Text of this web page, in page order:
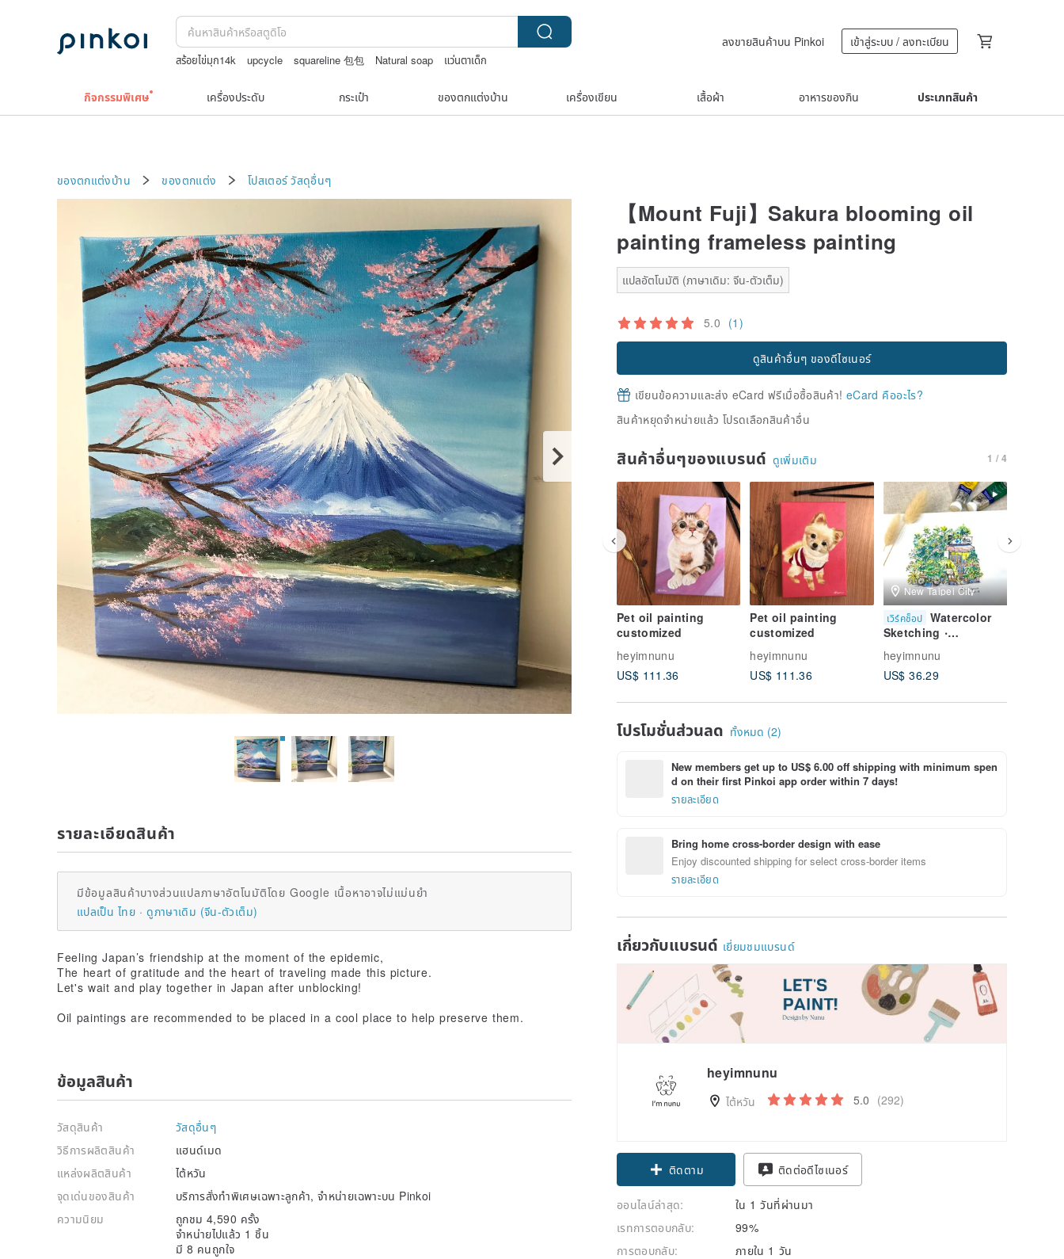
สร้อยไข่มุก14k upcycle squareline 包包 Natural soap
แว่นตาเด็ก
ลงขายสินค้าบน Pinkoi เข้าสู่ระบบ / ลงทะเบียน
กิจกรรมพิเศษ เครื่องประดับ กระเป๋า ของตกแต่งบ้าน เครื่องเขียน เสื้อผ้า อาหารของกิน ประเภทสินค้า
ของตกแต่งบ้าน ของตกแต่ง โปสเตอร์ วัสดุอื่นๆ
【Mount Fuji】Sakura blooming oil
painting frameless painting
แปลอัตโนมัติ (ภาษาเดิม: จีน-ตัวเต็ม)
5.0 (1)
ดูสินค้าอื่นๆ ของดีไซเนอร์
เขียนข้อความและส่ง eCard ฟรีเมื่อซื้อสินค้า! eCard คืออะไร?
สินค้าหยุดจำหน่ายแล้ว โปรดเลือกสินค้าอื่น
สินค้าอื่นๆของแบรนด์ ดูเพิ่มเติม 1 / 4
Pet oil painting
customized
heyimnunu
US$ 111.36
Pet oil painting
customized
heyimnunu
US$ 111.36
New Taipei City
เวิร์คช็อป Watercolor
Sketching ‧
Japanese-Style
Shops ‧ Hand-Drawn
Experience ‧ Cultural
heyimnunu
US$ 36.29
โปรโมชั่นส่วนลด ทั้งหมด (2)
New members get up to US$ 6.00 off shipping with minimum spen
d on their first Pinkoi app order within 7 days!
รายละเอียด
Bring home cross-border design with ease
Enjoy discounted shipping for select cross-border items
รายละเอียด
เกี่ยวกับแบรนด์ เยี่ยมชมแบรนด์
heyimnunu
ไต้หวัน 5.0 (292)
Claim coupon
ติดตาม
ติดต่อดีไซเนอร์
ออนไลน์ล่าสุด:
ใน 1 วันที่ผ่านมา
เรทการตอบกลับ:
99%
การตอบกลับ:
ภายใน 1 วัน
รายละเอียดสินค้า
มีข้อมูลสินค้าบางส่วนแปลภาษาอัตโนมัติโดย Google เนื้อหาอาจไม่แม่นยำ
แปลเป็น ไทย
ดูภาษาเดิม (จีน-ตัวเต็ม)
Feeling Japan’s friendship at the moment of the epidemic,
The heart of gratitude and the heart of traveling made this picture.
Let's wait and play together in Japan after unblocking!
Oil paintings are recommended to be placed in a cool place to help preserve them.
ข้อมูลสินค้า
วัสดุสินค้า
วัสดุอื่นๆ
วิธีการผลิตสินค้า
แฮนด์เมด
แหล่งผลิตสินค้า
ไต้หวัน
จุดเด่นของสินค้า
บริการสั่งทำพิเศษเฉพาะลูกค้า, จำหน่ายเฉพาะบน Pinkoi
ความนิยม
ถูกชม 4,590 ครั้ง
จำหน่ายไปแล้ว 1 ชิ้น
มี 8 คนถูกใจ